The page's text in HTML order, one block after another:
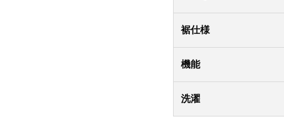
裾仕様
機能
洗濯